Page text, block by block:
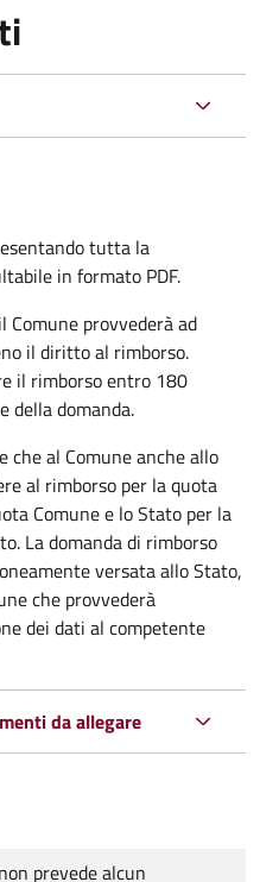
tutta la
in formato PDF.
Comune provvederà ad
il diritto al rimborso.
il rimborso entro 180
della domanda.
al Comune anche allo
al rimborso per la quota
Comune e lo Stato per la
La domanda di rimborso
versata allo Stato,
che provvederà
dei dati al competente
da allegare
prevede alcun